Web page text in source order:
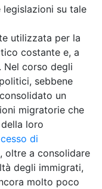
legislazioni su tale
utilizzata per la
costante e, a
. Nel corso degli
sebbene
un
migratorie che
loro
di
oltre a consolidare
degli immigrati,
molto poco